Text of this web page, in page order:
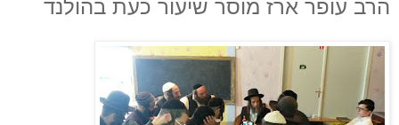
הרב עופר ארז מוסר שיעור כעת בהולנד